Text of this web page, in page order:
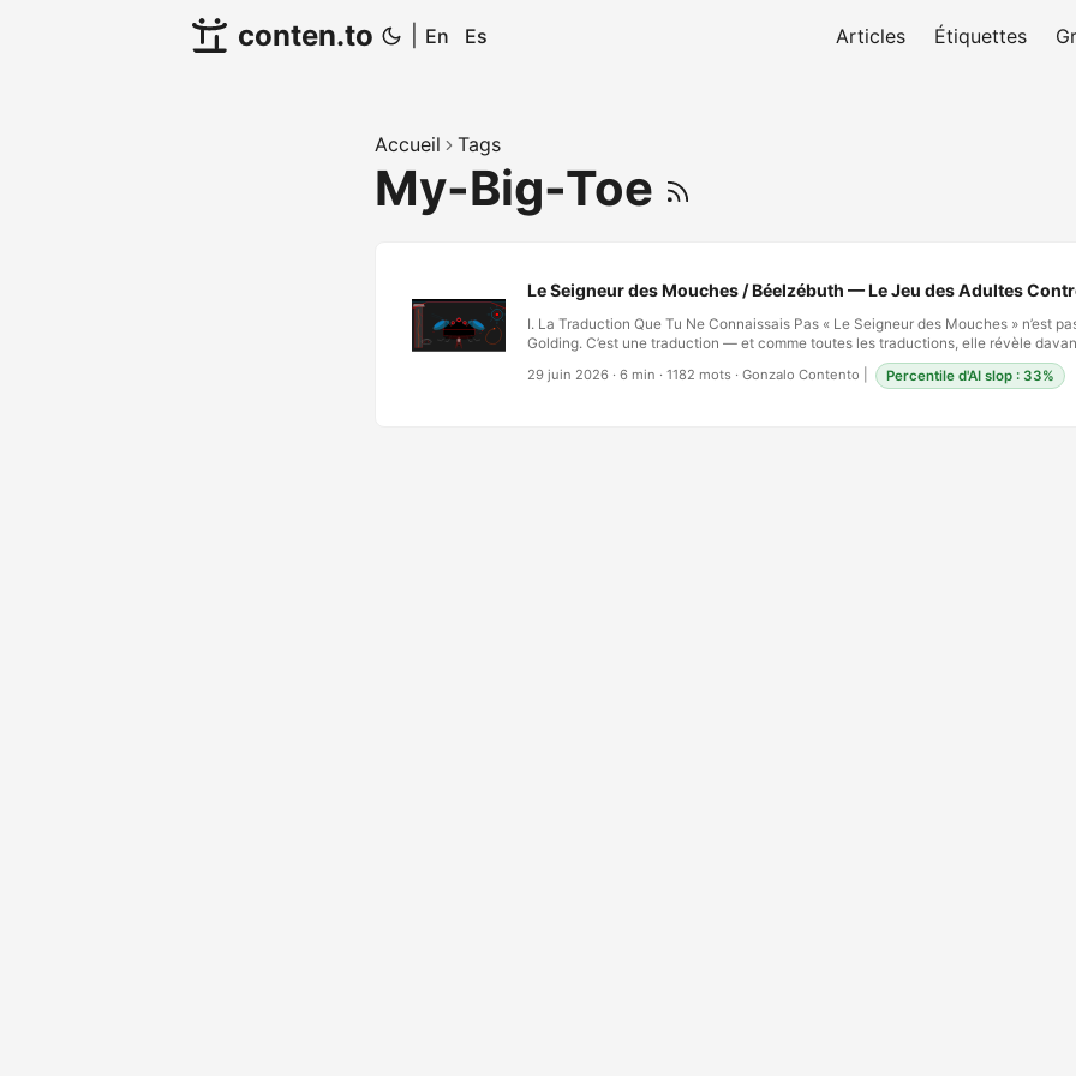
conten.to En Es Articles Étiquettes
Accueil Tags
My-Big-Toe
Le Seigneur des Mouches / Béelzébuth — Le Jeu des Adultes
I. La Traduction Que Tu Ne Connaissais Pas « Le Seigneur des Mouches » n’est
Golding. C’est une traduction — et comme toutes les traductions, elle révèle
cache. Le titre provient de l’hébreu et de l’araméen : Béelzébuth, Ba’al Zevuv, le
Mouches. Dans la théologie chrétienne, Béelzébuth n’est pas simplement un
29 juin 2026 · 6 min · 1182 mots · Gonzalo Contento Percentile d'AI slop : 33%